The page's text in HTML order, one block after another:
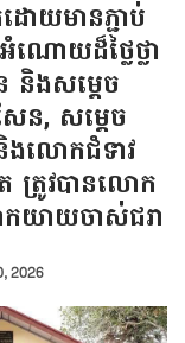
ោយមានភ្ជាប់
ណោយដ៏ថ្លៃថ្លា
និងសម្តេច
ែន, សម្ដេច
លោកជំទាវ
ត្រូវបានលោក
យាយចាស់ជរា
2026